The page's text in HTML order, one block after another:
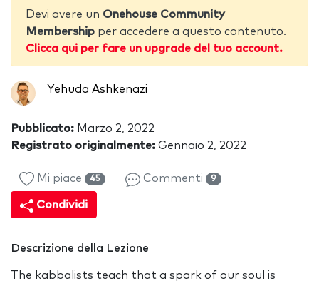
Devi avere un Onehouse Community
Membership per accedere a questo contenuto.
Clicca qui per fare un upgrade del tuo account.
Yehuda Ashkenazi
Pubblicato: Marzo 2, 2022
Registrato originalmente: Gennaio 2, 2022
Mi piace 45 Commenti 9
Condividi
Descrizione della Lezione
The kabbalists teach that a spark of our soul is